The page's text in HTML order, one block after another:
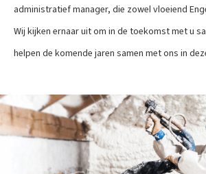
administratief manager, die zowel vloeiend
Wij kijken ernaar uit om in de toekomst met u
helpen de komende jaren samen met ons in